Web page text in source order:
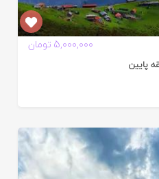
5,000,000 تومان
پایین